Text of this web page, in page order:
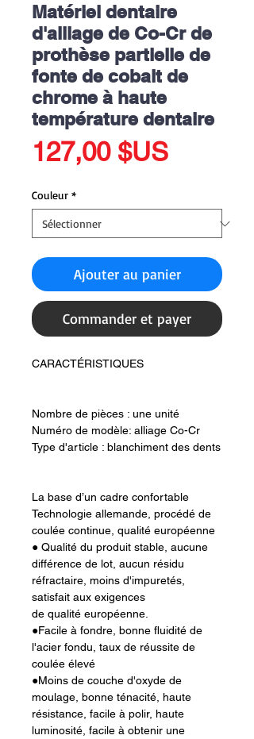
Matériel dentaire
d'alliage de Co-Cr de
prothèse partielle de
fonte de cobalt de
chrome à haute
température dentaire
127,00 $USPrix
Couleur *
Ajouter au panier
Commander et payer
CARACTÉRISTIQUES
Nombre de pièces : une unité
Numéro de modèle: alliage Co-Cr
Type d'article : blanchiment des dents
La base d’un cadre confortable
Technologie allemande, procédé de
coulée continue, qualité européenne
● Qualité du produit stable, aucune
différence de lot, aucun résidu
réfractaire, moins d'impuretés,
satisfait aux exigences
de qualité européenne.
●Facile à fondre, bonne fluidité de
l'acier fondu, taux de réussite de
coulée élevé
●Moins de couche d'oxyde de
moulage, bonne ténacité, haute
résistance, facile à polir, haute
luminosité, facile à obtenir une